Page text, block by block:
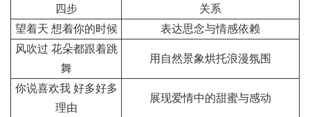
四步
关系
望着天 想着你的时候
表达思念与情感依赖
风吹过 花朵都跟着跳
舞
用自然景象烘托浪漫氛围
你说喜欢我 好多好多
理由
展现爱情中的甜蜜与感动